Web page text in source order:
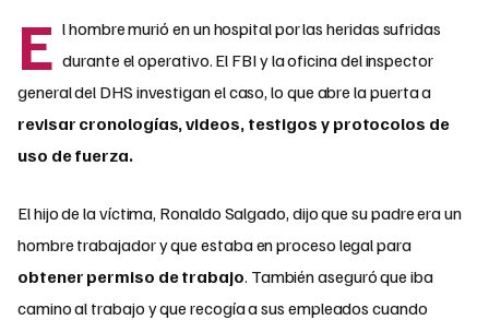
E l hombre murió en un hospital por las heridas sufridas
durante el operativo. El FBI y la oficina del inspector
general del DHS investigan el caso, lo que abre la puerta a
revisar cronologías, videos, testigos y protocolos de
uso de fuerza.
El hijo de la víctima, Ronaldo Salgado, dijo que su padre era un
hombre trabajador y que estaba en proceso legal para
obtener permiso de trabajo. También aseguró que iba
camino al trabajo y que recogía a sus empleados cuando